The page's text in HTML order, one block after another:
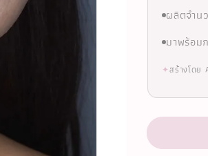
ผลิตจำน
มาพร้อม
✦สร้างโดย